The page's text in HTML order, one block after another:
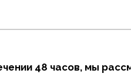
48 часов, мы